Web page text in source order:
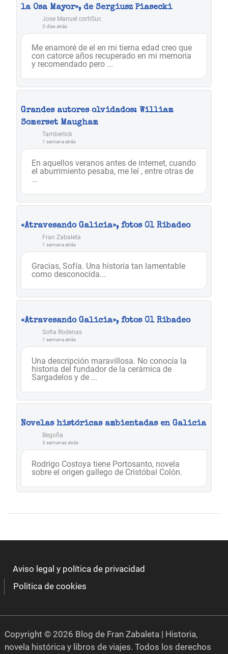
la Osa Mayor», de Sergiusz Piasecki
Jose Manuel cortiSuc
3 días atrás
Me enamoré de el en mi tierna edad creo que
con catorce años recuperado en mi memoria
y recomendado pero ...
Grandes autores olvidados: William
Somerset Maugham
Tamberlick
1 semana atrás
En aquellos veranos antes de internet, cuando
el aburrimiento pesaba, me leí , entre otras de
...
«Atravesando Galicia», fotos 01 Ribadeo
Fran Zabaleta
1 semana atrás
Gracias, Sofía. Una historia tan lamentable
como desconocida...
«Atravesando Galicia», fotos 01 Ribadeo
Sofia Rodenas
1 semana atrás
Una descripción maravillosa. No conocía la
historia del fundador de la cerámica de
Sargadelos y de ...
Novelas históricas ambientadas en Galicia
Begoña
3 semanas atrás
Rodrigo Costoya tiene Portosanto, novela
sobre el origen gallego de Cristóbal Colón.
Aviso legal y política de privacidad
Politica de cookies
Copyright © 2026 Blog de Fran Zabaleta | Historia,
novela histórica y libros de viajes. Todos los derechos